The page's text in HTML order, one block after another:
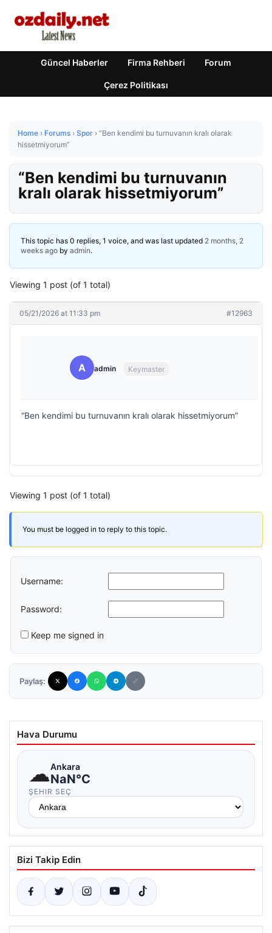
Güncel Haberler Firma Rehberi Forum
Çerez Politikası
Home › Forums › Spor › “Ben kendimi bu turnuvanın kralı olarak
hissetmiyorum”
“Ben kendimi bu turnuvanın
kralı olarak hissetmiyorum”
This topic has 0 replies, 1 voice, and was last updated 2 months, 2
weeks ago by admin.
Viewing 1 post (of 1 total)
05/21/2026 at 11:33 pm #12963
A admin Keymaster
“Ben kendimi bu turnuvanın kralı olarak hissetmiyorum”
Viewing 1 post (of 1 total)
You must be logged in to reply to this topic.
Username:
Password:
Keep me signed in
Paylaş:
Hava Durumu
☁Ankara
NaN°C
ŞEHIR SEÇ
Bizi Takip Edin